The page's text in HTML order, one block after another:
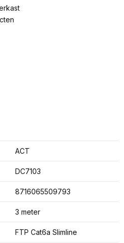
ACT
DC7103
8716065509793
3 meter
FTP Cat6a Slimline